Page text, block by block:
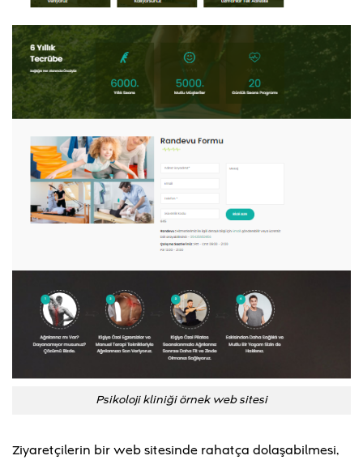
Psikoloji kliniği örnek web sitesi
Ziyaretçilerin bir web sitesinde rahatça dolaşabilmesi,